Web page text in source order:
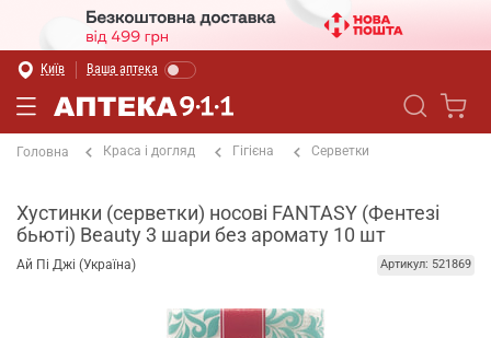
Київ Ваша аптека
Головна Краса і догляд Гігієна Серветки
Хустинки (серветки) носові FANTASY (Фентезі
бьюті) Beauty 3 шари без аромату 10 шт
Ай Пі Джі (Україна) Артикул: 521869